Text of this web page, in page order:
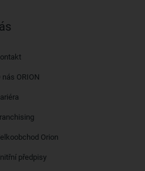
nás ORION
Orion
předpisy